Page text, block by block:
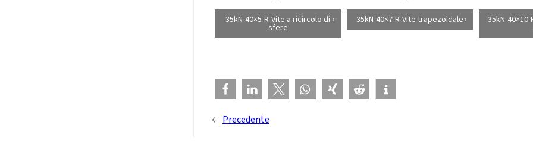
35kN-40×5-R-Vite a ricircolo di
sfere
35kN-40×7-R-Vite trapezoidale 35kN-
← Precedente